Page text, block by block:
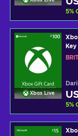
5%
Xbox Live
Key
Dari
5%